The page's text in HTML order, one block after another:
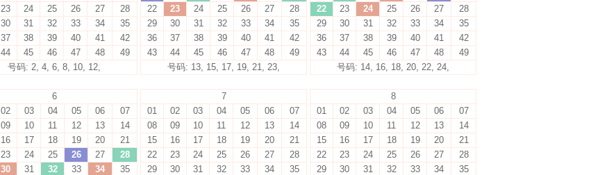
23 24 25 26 27
28
30 31 32 33 34
35
37 38 39 40 41
42
44 45 46 47 48
49
号码: 2, 4, 6, 8, 10, 12,
22
23 24 25 26 27
28
29
30 31 32 33 34
35
36
37 38 39 40 41
42
43
44 45 46 47 48
49
号码: 13, 15, 17, 19, 21, 23,
22
23 24 25 26 27
28
29
30 31 32 33 34
35
36
37 38 39 40 41
42
43
44 45 46 47 48
49
号码: 14, 16, 18, 20, 22, 24,
6
02 03 04 05 06
07
09 10 11 12 13
14
16 17 18 19 20
21
23 24 25 26 27
28
30 31 32 33 34
35
7
01
02 03 04 05 06
07
08
09 10 11 12 13
14
15
16 17 18 19 20
21
22
23 24 25 26 27
28
29
30 31 32 33 34
35
8
01
02 03 04 05 06
07
08
09 10 11 12 13
14
15
16 17 18 19 20
21
22
23 24 25 26 27
28
29
30 31 32 33 34
35